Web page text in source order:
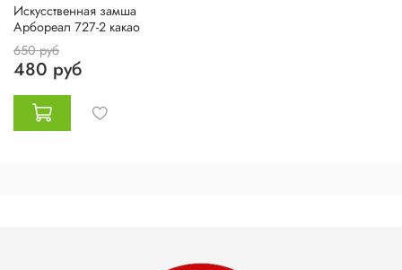
Искусственная замша
Арбореал 727-2 какао
650 руб
480 руб